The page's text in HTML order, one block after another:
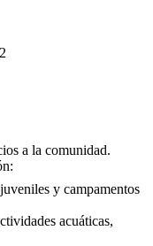
a la comunidad.
y campamentos
acuáticas,